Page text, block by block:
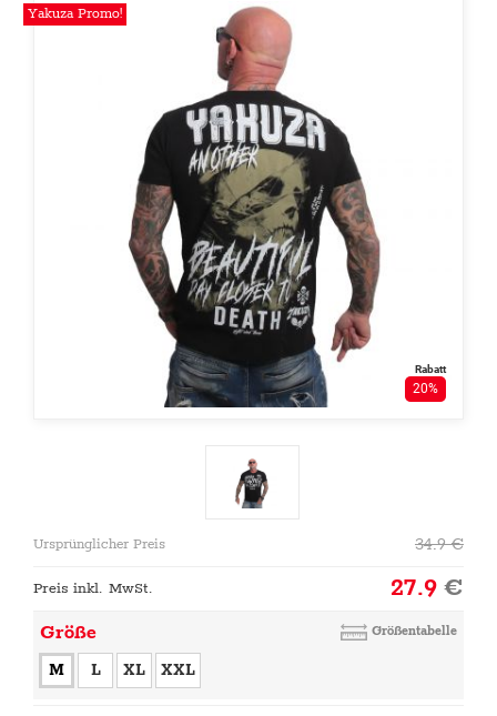
Yakuza Promo!
Rabatt
20%
Ursprünglicher Preis 34.9€
Preis inkl. MwSt. 27.9€
Größe Größentabelle
M L XL XXL